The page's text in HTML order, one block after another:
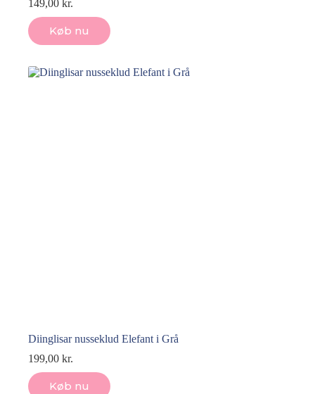
149,00 kr.
Køb nu
Diinglisar nusseklud Elefant i Grå
199,00 kr.
Køb nu